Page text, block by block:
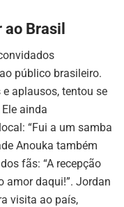
Brasil
público brasileiro.
aplausos, tentou se
ainda
“Fui a um samba
Anouka também
fãs: “A recepção
amor daqui!”. Jordan
visita ao país,